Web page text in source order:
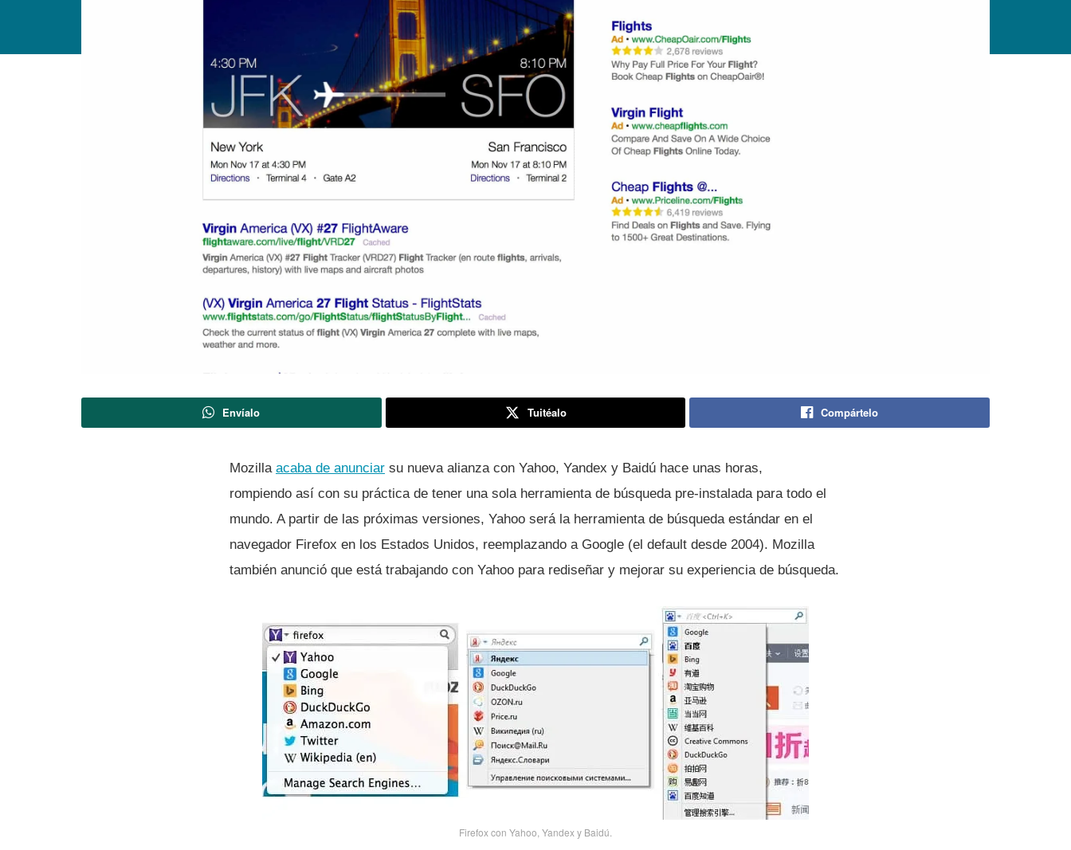
Envíalo Tuitéalo Compártelo
Mozilla acaba de anunciar su nueva alianza con Yahoo, Yandex y Baidú hace unas horas,
rompiendo así­ con su práctica de tener una sola herramienta de búsqueda pre-instalada para todo el
mundo. A partir de las próximas versiones, Yahoo será la herramienta de búsqueda estándar en el
navegador Firefox en los Estados Unidos, reemplazando a Google (el default desde 2004). Mozilla
también anunció que está trabajando con Yahoo para rediseñar y mejorar su experiencia de búsqueda.
Firefox con Yahoo, Yandex y Baidú.